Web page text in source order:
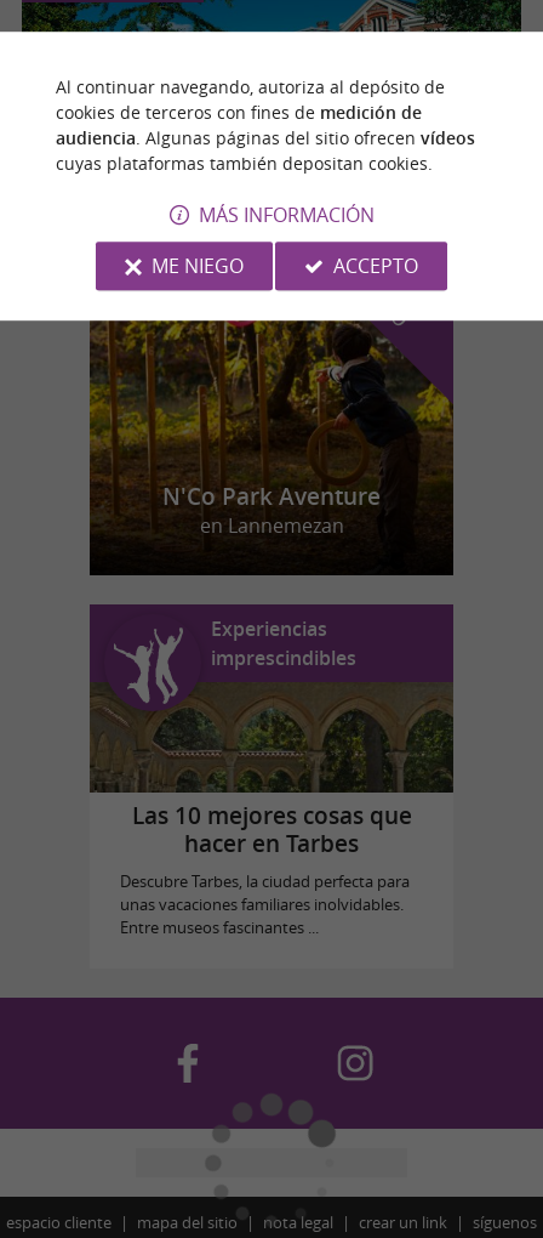
Relájese en un entorno único en Argelès-
Gazost
n
u
e
s
t
r
o
f
a
v
o
r
i
t
o
N'Co Park Aventure
en Lannemezan
Experiencias
imprescindibles
Las 10 mejores cosas que
hacer en Tarbes
Descubre Tarbes, la ciudad perfecta para
unas vacaciones familiares inolvidables.
Entre museos fascinantes ...
espacio cliente mapa del sitio nota legal crear un link síguenos
Al continuar navegando, autoriza al depósito de
cookies de terceros con fines de medición de
audiencia. Algunas páginas del sitio ofrecen vídeos
cuyas plataformas también depositan cookies.
MÁS INFORMACIÓN
ME NIEGO
ACCEPTO